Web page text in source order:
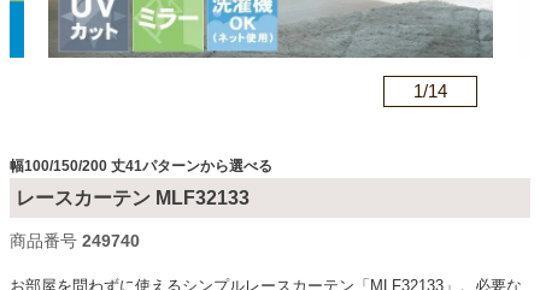
ソファ
ダイニングテーブル・セット
1/14
幅100/150/200 丈41パターンから選べる
レースカーテン MLF32133
商品番号 c249740
お部屋を問わずに使えるシンプルレースカーテン「MLF32133」。必要な